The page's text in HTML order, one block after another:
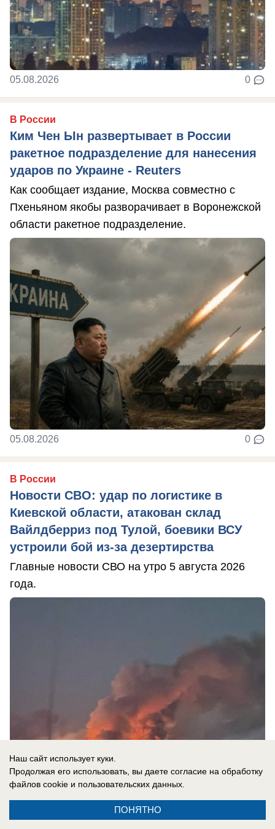
05.08.2026 0
В России
Ким Чен Ын развертывает в России
ракетное подразделение для нанесения
ударов по Украине - Reuters
Как сообщает издание, Москва совместно с
Пхеньяном якобы разворачивает в Воронежской
области ракетное подразделение.
05.08.2026 0
В России
Новости СВО: удар по логистике в
Киевской области, атакован склад
Вайлдберриз под Тулой, боевики ВСУ
устроили бой из-за дезертирства
Главные новости СВО на утро 5 августа 2026
года.
05.08.2026 0
Наш сайт использует куки.
Продолжая его использовать, вы даете согласие на обработку
файлов cookie и пользовательских данных.
ПОНЯТНО